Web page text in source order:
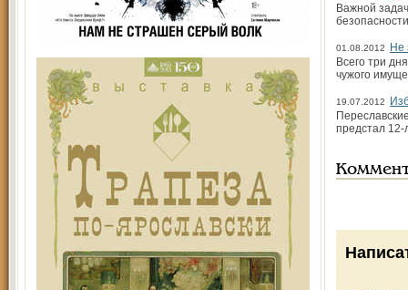
Важной
01.08.2012
Не
Всего три
чужого
19.07.2012
предстал 12-